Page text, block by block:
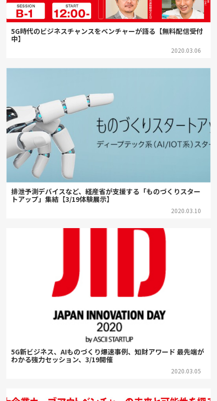
5G時代のビジネスチャンスをベンチャーが語る【無料配信受付
中】
2020.03.06
排泄予測デバイスなど、経産省が支援する「ものづくりスター
トアップ」集結【3/19体験展示】
2020.03.10
5G新ビジネス、AIものづくり爆速事例、知財アワード 最先端が
わかる強力セッション、3/19開催
2020.03.05